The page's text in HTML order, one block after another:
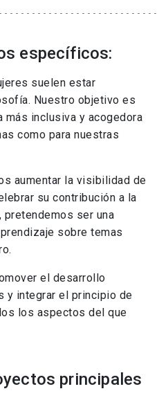
específicos:
suelen estar
Nuestro objetivo es
inclusiva y acogedora
como para nuestras
aumentar la visibilidad de
su contribución a la
ser una
sobre temas
el desarrollo
y integrar el principio de
los aspectos del que
principales